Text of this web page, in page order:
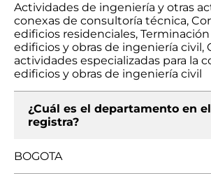
Actividades de ingeniería y otras
conexas de consultoría técnica,
edificios residenciales,
edificios y obras de ingeniería civil,
actividades especializadas para la
edificios y obras de ingeniería civil
¿Cuál es el departamento en
registra?
BOGOTA